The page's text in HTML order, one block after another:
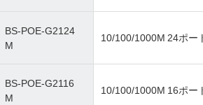
BS-POE-G2124
M
10/100/1000M 24ポー
BS-POE-G2116
M
10/100/1000M 16ポー